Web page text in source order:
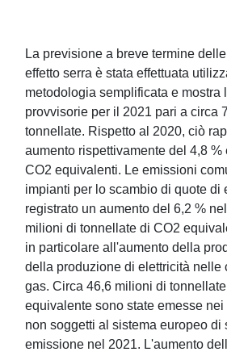
La previsione a breve termine
effetto serra è stata effettuata
metodologia semplificata e mostra
provvisorie per il 2021 pari a circa
tonnellate. Rispetto al 2020, ciò
aumento rispettivamente del 4,8 %
CO2 equivalenti. Le emissioni
impianti per lo scambio di quote di
registrato un aumento del 6,2 %
milioni di tonnellate di CO2
in particolare all'aumento della
della produzione di elettricità nelle
gas. Circa 46,6 milioni di
equivalente sono state emesse
non soggetti al sistema europeo di
emissione nel 2021. L'aumento